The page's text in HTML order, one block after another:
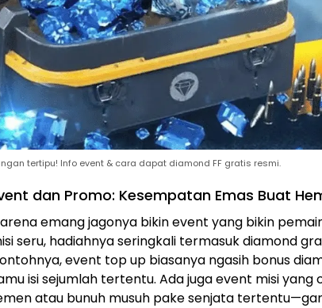
tertipu! Info event & cara dapat diamond FF gratis resmi.
dan Promo: Kesempatan Emas Buat
emang jagonya bikin event yang bikin
seru, hadiahnya seringkali termasuk diamond
event top up biasanya ngasih bonus
isi sejumlah tertentu. Ada juga event misi
atau bunuh musuh pake senjata